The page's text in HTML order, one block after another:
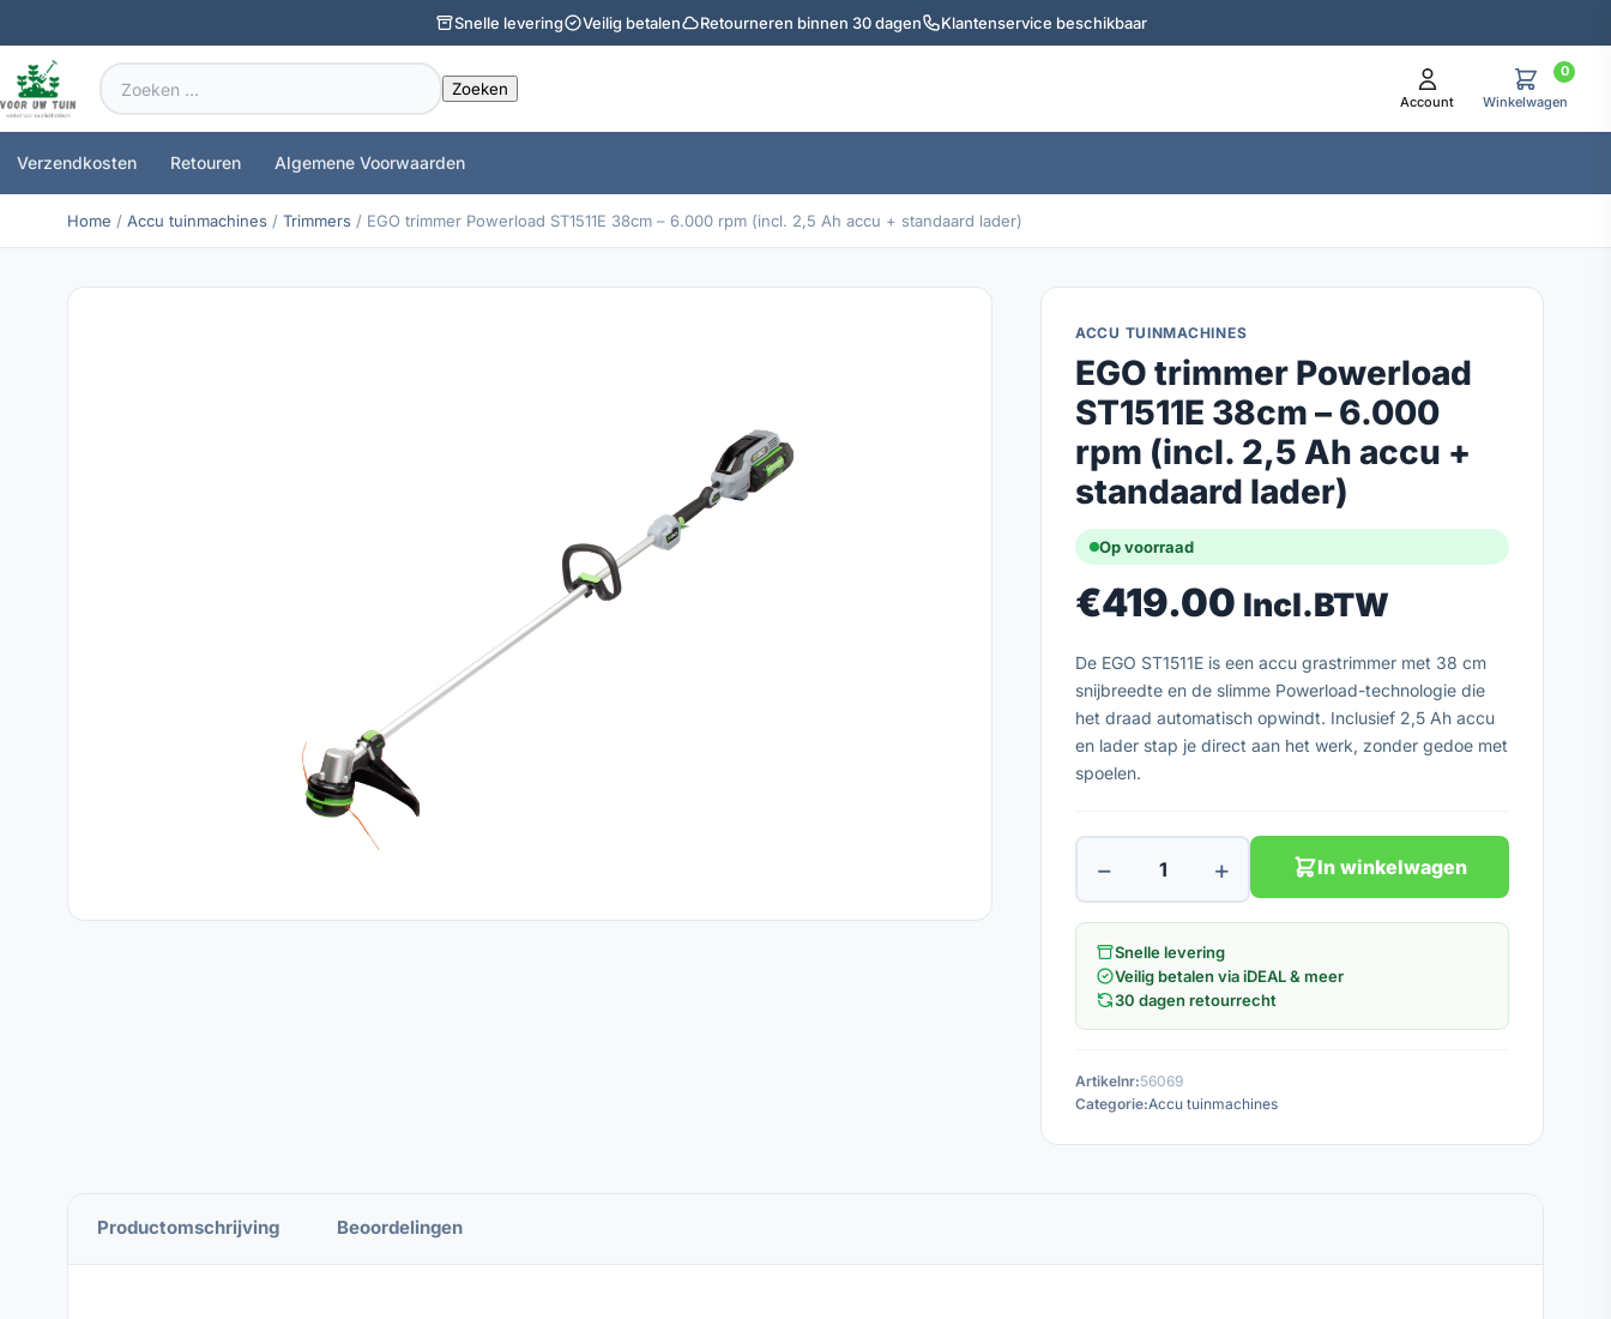
Snelle levering Veilig betalen Retourneren binnen 30 dagen Klantenservice beschikbaar
Zoeken
naar:
Account
0
Winkelwagen
Verzendkosten Retouren Algemene Voorwaarden
Home / Accu tuinmachines / Trimmers / EGO trimmer Powerload ST1511E 38cm – 6.000 rpm (incl. 2,5 Ah accu + standaard lader)
ACCU TUINMACHINES
EGO trimmer Powerload
ST1511E 38cm – 6.000
rpm (incl. 2,5 Ah accu +
standaard lader)
Op voorraad
€419.00 Incl.BTW
De EGO ST1511E is een accu grastrimmer met 38 cm
snijbreedte en de slimme Powerload-technologie die
het draad automatisch opwindt. Inclusief 2,5 Ah accu
en lader stap je direct aan het werk, zonder gedoe met
spoelen.
− + In winkelwagen
Snelle levering
Veilig betalen via iDEAL & meer
30 dagen retourrecht
Artikelnr:56069
Categorie:Accu tuinmachines
Productomschrijving Beoordelingen